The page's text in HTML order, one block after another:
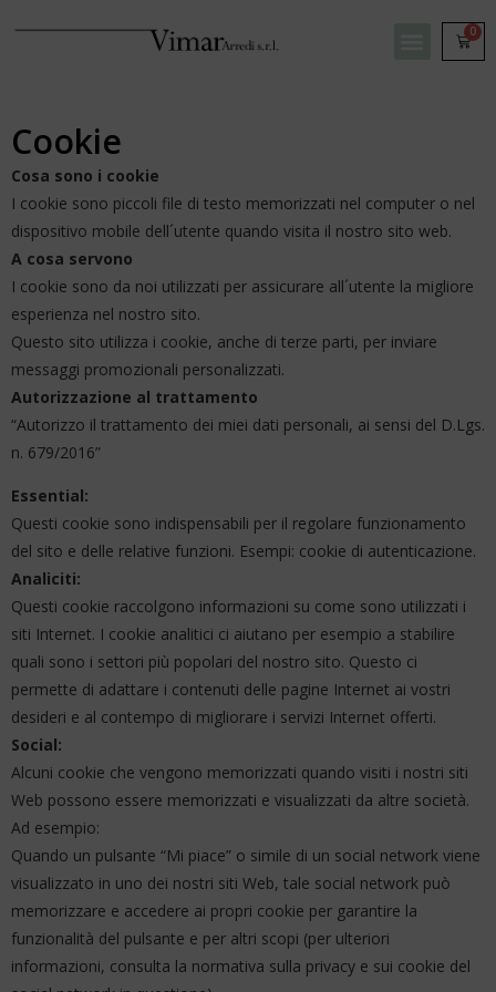
0
Cookie
Cosa sono i cookie
I cookie sono piccoli file di testo memorizzati nel computer o nel
dispositivo mobile dell´utente quando visita il nostro sito web.
A cosa servono
I cookie sono da noi utilizzati per assicurare all´utente la migliore
esperienza nel nostro sito.
Questo sito utilizza i cookie, anche di terze parti, per inviare
messaggi promozionali personalizzati.
Autorizzazione al trattamento
“Autorizzo il trattamento dei miei dati personali, ai sensi del D.Lgs.
n. 679/2016”
Essential:
Questi cookie sono indispensabili per il regolare funzionamento
del sito e delle relative funzioni. Esempi: cookie di autenticazione.
Analiciti:
Questi cookie raccolgono informazioni su come sono utilizzati i
siti Internet. I cookie analitici ci aiutano per esempio a stabilire
quali sono i settori più popolari del nostro sito. Questo ci
permette di adattare i contenuti delle pagine Internet ai vostri
desideri e al contempo di migliorare i servizi Internet offerti.
Social:
Alcuni cookie che vengono memorizzati quando visiti i nostri siti
Web possono essere memorizzati e visualizzati da altre società.
Ad esempio:
Quando un pulsante “Mi piace” o simile di un social network viene
visualizzato in uno dei nostri siti Web, tale social network può
memorizzare e accedere ai propri cookie per garantire la
funzionalità del pulsante e per altri scopi (per ulteriori
informazioni, consulta la normativa sulla privacy e sui cookie del